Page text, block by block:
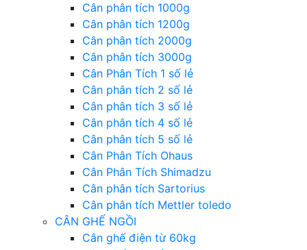
Cân phân tích 1000g
Cân phân tích 1200g
Cân phân tích 2000g
Cân phân tích 3000g
Cân Phân Tích 1 số lẻ
Cân phân tích 2 số lẻ
Cân phân tích 3 số lẻ
Cân phân tích 4 số lẻ
Cân phân tích 5 số lẻ
Cân Phân Tích Ohaus
Cân Phân Tích Shimadzu
Cân phân tích Sartorius
Cân phân tích Mettler toledo
CÂN GHẾ NGỒI
Cân ghế điện từ 60kg